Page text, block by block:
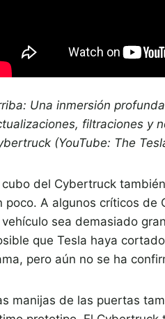
Una inmersión
filtraciones y
(YouTube: The
cubo del Cybertruck
poco. A algunos críticos de
sea demasiado
que Tesla haya
pero aún no se ha
manijas de las puertas